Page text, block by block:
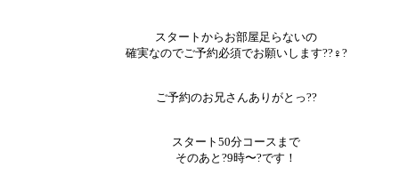
スタートからお部屋足らないの
確実なのでご予約必須でお願いします??♀?
ご予約のお兄さんありがとっ??
スタート50分コースまで
そのあと?9時〜?です！